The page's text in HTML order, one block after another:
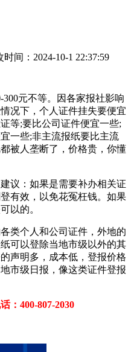
时间：2024-10-1 22:37:59
元不等。因各家报社影响
况下，个人证件挂失要便宜
等;要比公司证件便宜一些;
一些;非主流报纸要比主流
被人垄断了，价格贵，你懂
议：如果是需要补办相关证
有效，以免花冤枉钱。如果
以的。
类个人和公司证件，外地的
可以登除当地市级以外的其
声明多，成本低，登报价格
市级日报，像这类证件登报
：400-807-2030